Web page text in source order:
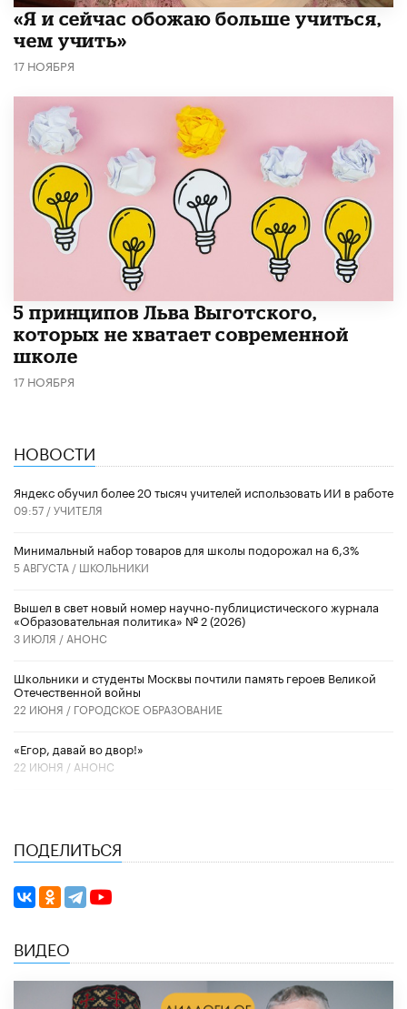
«Я и сейчас обожаю больше учиться,
чем учить»
17 НОЯБРЯ
5 принципов Льва Выготского,
которых не хватает современной
школе
17 НОЯБРЯ
НОВОСТИ
​Яндекс обучил более 20 тысяч учителей использовать ИИ в работе
09:57 /УЧИТЕЛЯ
Минимальный набор товаров для школы подорожал на 6,3%
5 АВГУСТА / ШКОЛЬНИКИ
Вышел в свет новый номер научно-публицистического журнала
«Образовательная политика» № 2 (2026)
3 ИЮЛЯ / АНОНС
Школьники и студенты Москвы почтили память героев Великой
Отечественной войны
22 ИЮНЯ / ГОРОДСКОЕ ОБРАЗОВАНИЕ
«Егор, давай во двор!»
22 ИЮНЯ / АНОНС
ПОДЕЛИТЬСЯ
ВИДЕО